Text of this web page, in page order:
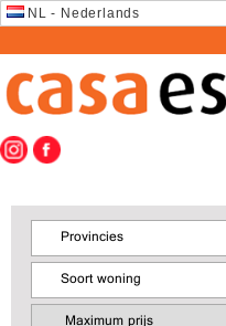
NL - Nederlands
Provincies
Soort woning